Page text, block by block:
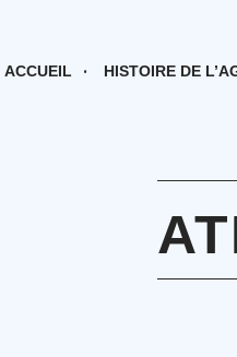
ACCUEIL HISTOIRE DE